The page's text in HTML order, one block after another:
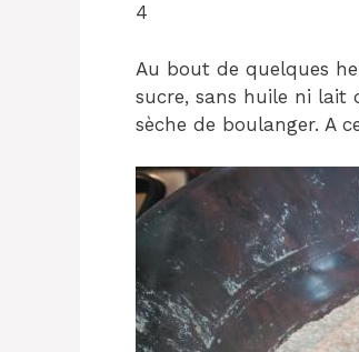
4
Au bout de quelques
sucre, sans huile ni lait
sèche de boulanger. A